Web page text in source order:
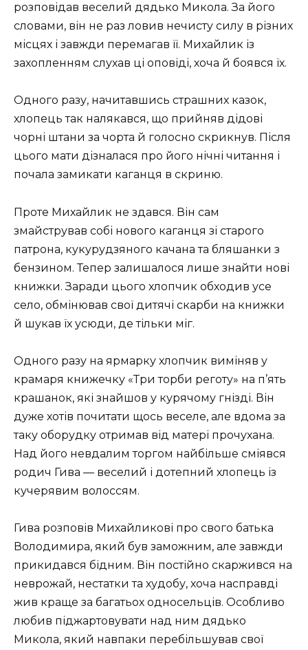
розповідав веселий дядько Микола. За його
словами, він не раз ловив нечисту силу в різних
місцях і завжди перемагав її. Михайлик із
захопленням слухав ці оповіді, хоча й боявся їх.
Одного разу, начитавшись страшних казок,
хлопець так налякався, що прийняв дідові
чорні штани за чорта й голосно скрикнув. Після
цього мати дізналася про його нічні читання і
почала замикати каганця в скриню.
Проте Михайлик не здався. Він сам
змайстрував собі нового каганця зі старого
патрона, кукурудзяного качана та бляшанки з
бензином. Тепер залишалося лише знайти нові
книжки. Заради цього хлопчик обходив усе
село, обмінював свої дитячі скарби на книжки
й шукав їх усюди, де тільки міг.
Одного разу на ярмарку хлопчик виміняв у
крамаря книжечку «Три торби реготу» на п’ять
крашанок, які знайшов у курячому гнізді. Він
дуже хотів почитати щось веселе, але вдома за
таку оборудку отримав від матері прочухана.
Над його невдалим торгом найбільше сміявся
родич Гива — веселий і дотепний хлопець із
кучерявим волоссям.
Гива розповів Михайликові про свого батька
Володимира, який був заможним, але завжди
прикидався бідним. Він постійно скаржився на
неврожай, нестатки та худобу, хоча насправді
жив краще за багатьох односельців. Особливо
любив піджартовувати над ним дядько
Микола, який навпаки перебільшував свої